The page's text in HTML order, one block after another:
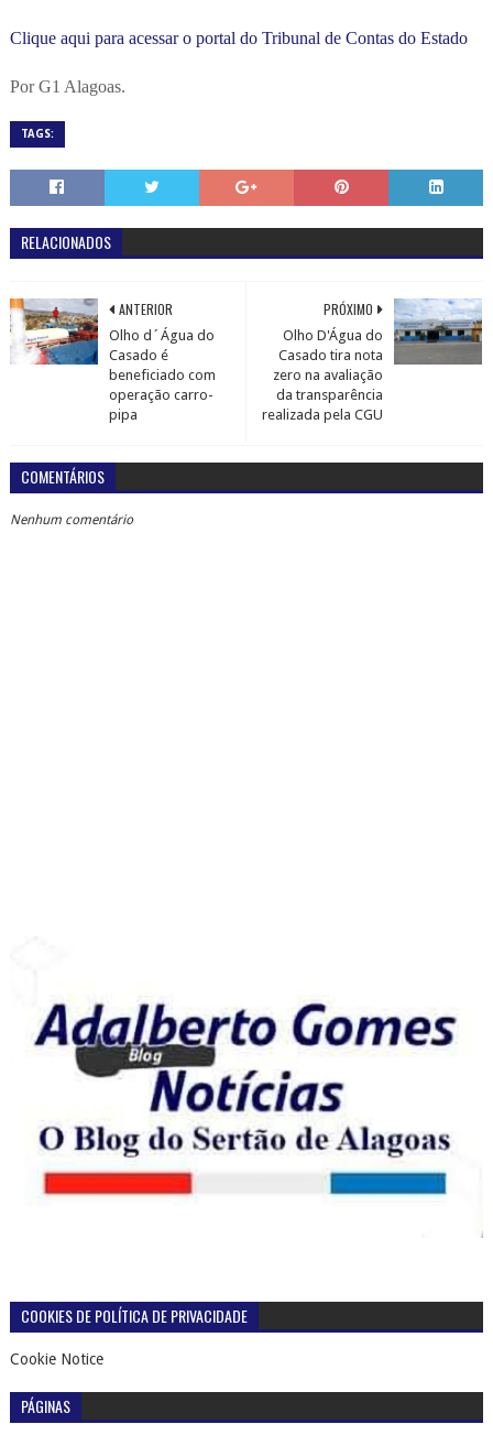
Clique aqui para acessar o portal do Tribunal de Contas do Estado
Por G1 Alagoas.
TAGS:
RELACIONADOS
PRÓXIMO
Olho D'Água do
Casado tira nota
zero na avaliação
da transparência
realizada pela CGU
ANTERIOR
Olho d´Água do
Casado é
beneficiado com
operação carro-
pipa
COMENTÁRIOS
Nenhum comentário
COOKIES DE POLÍTICA DE PRIVACIDADE
Cookie Notice
PÁGINAS